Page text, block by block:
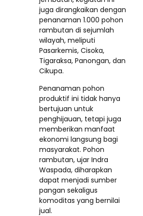
juga dirangkaikan dengan
penanaman 1.000 pohon
rambutan di sejumlah
wilayah, meliputi
Pasarkemis, Cisoka,
Tigaraksa, Panongan, dan
Cikupa.
Penanaman pohon
produktif ini tidak hanya
bertujuan untuk
penghijauan, tetapi juga
memberikan manfaat
ekonomi langsung bagi
masyarakat. Pohon
rambutan, ujar Indra
Waspada, diharapkan
dapat menjadi sumber
pangan sekaligus
komoditas yang bernilai
jual.